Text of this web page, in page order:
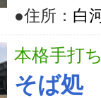
●住所： 白
本格手打
そば処